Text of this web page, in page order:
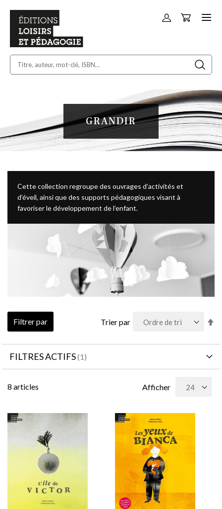
Allez
Panier
GRANDIR
Cette collection regroupe des ouvrages d’activités et
d’éveil, ainsi que des supports pédagogiques visant à
favoriser le développement de l’enfant.
8 articles Afficher
Trier par
Filtrer par
FILTRES ACTIFS